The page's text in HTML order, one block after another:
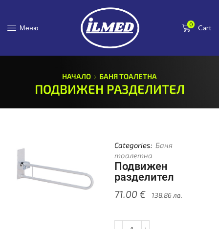
Меню 0 Cart
НАЧАЛО БАНЯ ТОАЛЕТНА
ПОДВИЖЕН РАЗДЕЛИТЕЛ
Categories: Баня
тоалетна
Подвижен
разделител
71.00 € 138.86лв.